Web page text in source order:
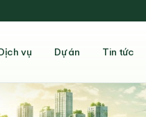
vụ Dự án Tin tức